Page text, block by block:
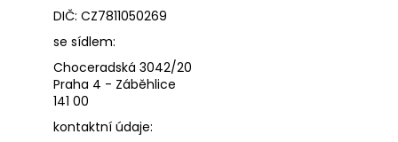
DIČ: CZ7811050269
se sídlem:
Choceradská 3042/20
Praha 4 - Záběhlice
141 00
kontaktní údaje: